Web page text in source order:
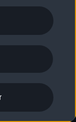
min bil av detta?